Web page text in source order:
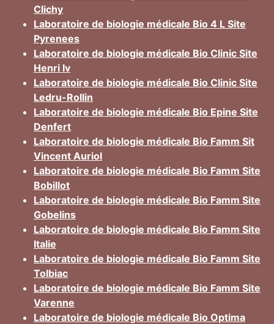
Clichy
Laboratoire de biologie médicale Bio 4 L Site
Pyrenees
Laboratoire de biologie médicale Bio Clinic Site
Henri Iv
Laboratoire de biologie médicale Bio Clinic Site
Ledru-Rollin
Laboratoire de biologie médicale Bio Epine Site
Denfert
Laboratoire de biologie médicale Bio Famm Sit
Vincent Auriol
Laboratoire de biologie médicale Bio Famm Site
Bobillot
Laboratoire de biologie médicale Bio Famm Site
Gobelins
Laboratoire de biologie médicale Bio Famm Site
Italie
Laboratoire de biologie médicale Bio Famm Site
Tolbiac
Laboratoire de biologie médicale Bio Famm Site
Varenne
Laboratoire de biologie médicale Bio Optima